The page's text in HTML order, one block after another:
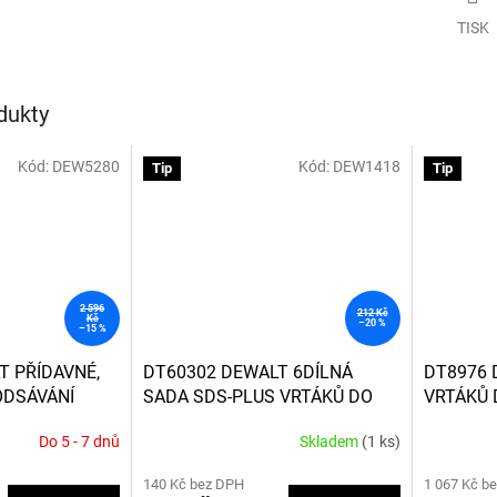
TISK
2 596
Kč
–15 %
PŘÍDAVNÉ,
Do 5 - 7 dnů
Kód: DEW5280 Tip
212 Kč
–20 %
DT60302 DEWALT 6DÍLNÁ
SADA SDS-PLUS VRTÁKŮ DO
Skladem (1 ks)
140 Kč bez DPH
Kód: DEW1418 Tip
DT8976
VRTÁKŮ
produktu
1 067 Kč